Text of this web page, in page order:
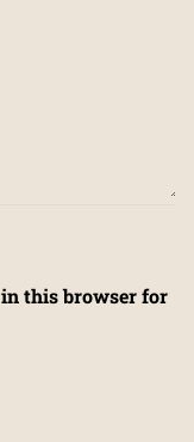
in this browser for